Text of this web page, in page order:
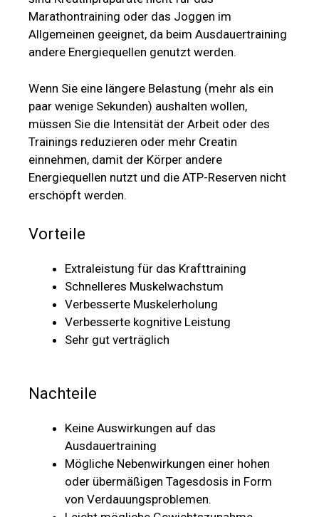
Marathontraining oder das Joggen im
Allgemeinen geeignet, da beim Ausdauertraining
andere Energiequellen genutzt werden.
Wenn Sie eine längere Belastung (mehr als ein
paar wenige Sekunden) aushalten wollen,
müssen Sie die Intensität der Arbeit oder des
Trainings reduzieren oder mehr Creatin
einnehmen, damit der Körper andere
Energiequellen nutzt und die ATP-Reserven nicht
erschöpft werden.
Vorteile
Extraleistung für das Krafttraining
Schnelleres Muskelwachstum
Verbesserte Muskelerholung
Verbesserte kognitive Leistung
Sehr gut verträglich
Nachteile
Keine Auswirkungen auf das
Ausdauertraining
Mögliche Nebenwirkungen einer hohen
oder übermäßigen Tagesdosis in Form
von Verdauungsproblemen.